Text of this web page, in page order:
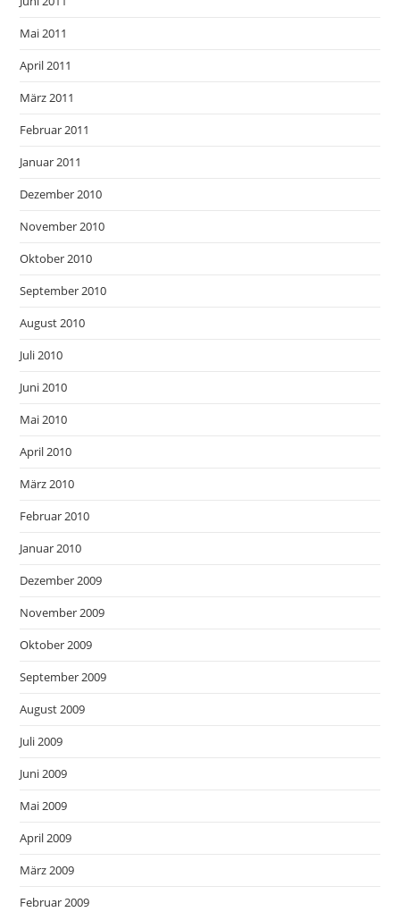
Mai 2011
April 2011
März 2011
Februar 2011
Januar 2011
Dezember 2010
November 2010
Oktober 2010
September 2010
August 2010
Juli 2010
Juni 2010
Mai 2010
April 2010
März 2010
Februar 2010
Januar 2010
Dezember 2009
November 2009
Oktober 2009
September 2009
August 2009
Juli 2009
Juni 2009
Mai 2009
April 2009
März 2009
Februar 2009